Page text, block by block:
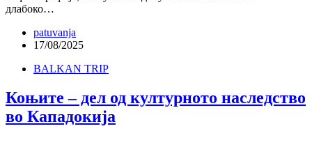
длабоко…
patuvanja
17/08/2025
BALKAN TRIP
Коњите – дел од културното наследство
во Кападокија